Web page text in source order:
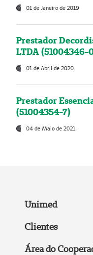
01 de Janeiro de 2019
Prestador
LTDA (51004346-
01 de Abril de 2020
Prestador
(51004354-7)
04 de Maio de 2021
Unimed
Clientes
Área do